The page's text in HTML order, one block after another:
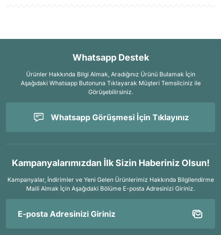
Whatsapp Destek
Ürünler Hakkında Bilgi Almak, Aradığınız Ürünü Bulamak İçin
Aşağıdaki Whatsapp Butonuna Tıklayarak Müşteri Temsilciniz ile
Görüşebilirsiniz.
Whatsapp Görüşmesi İçin Tıklayınız
Kampanyalarımızdan İlk Sizin Haberiniz Olsun!
Kampanyalar, İndirimler ve Yeni Gelen Ürünlerimiz Hakkında Bilgilendirme
Maili Almak İçin Aşağıdaki Bölüme E-posta Adresinizi Giriniz.